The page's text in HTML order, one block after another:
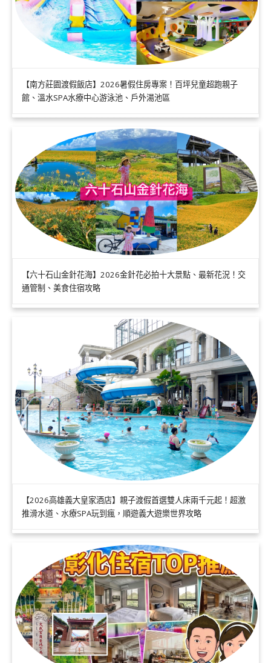
【南方莊園渡假飯店】2026暑假住房專案！百坪兒童超跑親子
館、溫水SPA水療中心游泳池、戶外湯池區
【六十石山金針花海】2026金針花必拍十大景點、最新花況！交
通管制、美食住宿攻略
【2026高雄義大皇家酒店】親子渡假首選雙人床兩千元起！超激
推滑水道、水療SPA玩到瘋，順遊義大遊樂世界攻略